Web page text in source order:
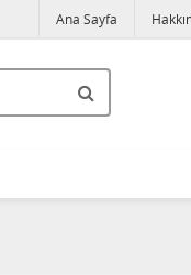
Ana Sayfa